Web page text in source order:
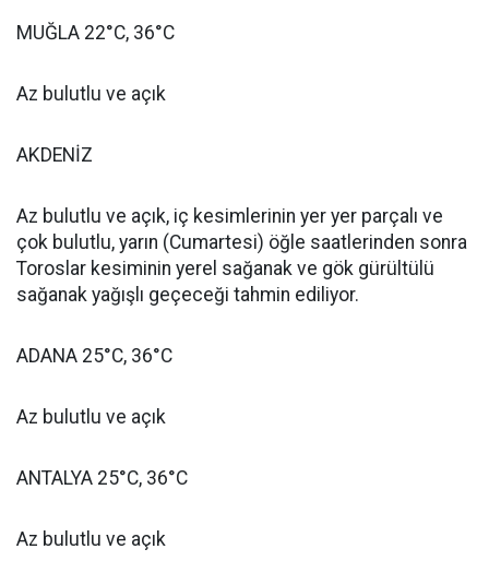
MUĞLA 22°C, 36°C
Az bulutlu ve açık
AKDENİZ
Az bulutlu ve açık, iç kesimlerinin yer yer parçalı ve
çok bulutlu, yarın (Cumartesi) öğle saatlerinden sonra
Toroslar kesiminin yerel sağanak ve gök gürültülü
sağanak yağışlı geçeceği tahmin ediliyor.
ADANA 25°C, 36°C
Az bulutlu ve açık
ANTALYA 25°C, 36°C
Az bulutlu ve açık